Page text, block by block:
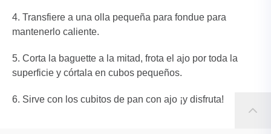
Transfiere a una olla pequeña para fondue para
mantenerlo caliente.
Corta la baguette a la mitad, frota el ajo por toda la
superficie y córtala en cubos pequeños.
Sirve con los cubitos de pan con ajo ¡y disfruta!